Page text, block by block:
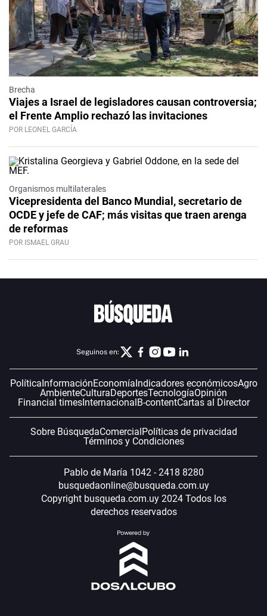
Brecha
Viajes a Israel de legisladores causan controversia;
el Frente Amplio rechazó las invitaciones
POR LEONEL GARCÍA
Organismos multilaterales
Vicepresidenta del Banco Mundial, secretario de
OCDE y jefe de CAF; más visitas que traen arenga
de reformas
POR ISMAEL GRAU
Seguinos en:
PolíticaInformaciónEconomíaIndicadores económicosAgro
AmbienteCulturaDeportesTecnologíaOpinión
Financial timesInternacionalB-contentCartas al Director
Sobre BúsquedaComercialPolíticas de privacidad
Términos y Condiciones
Pablo de María 1042 - 2418 8280
busquedaonline@busqueda.com.uy
Copyright busqueda.com.uy 2024 Todos los
derechos reservados